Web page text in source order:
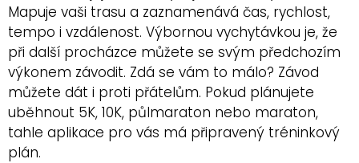
Mapuje vaši trasu a zaznamenává čas, rychlost,
tempo i vzdálenost. Výbornou vychytávkou je, že
při další procházce můžete se svým předchozím
výkonem závodit. Zdá se vám to málo? Závod
můžete dát i proti přátelům. Pokud plánujete
uběhnout 5K, 10K, půlmaraton nebo maraton,
tahle aplikace pro vás má připravený tréninkový
plán.